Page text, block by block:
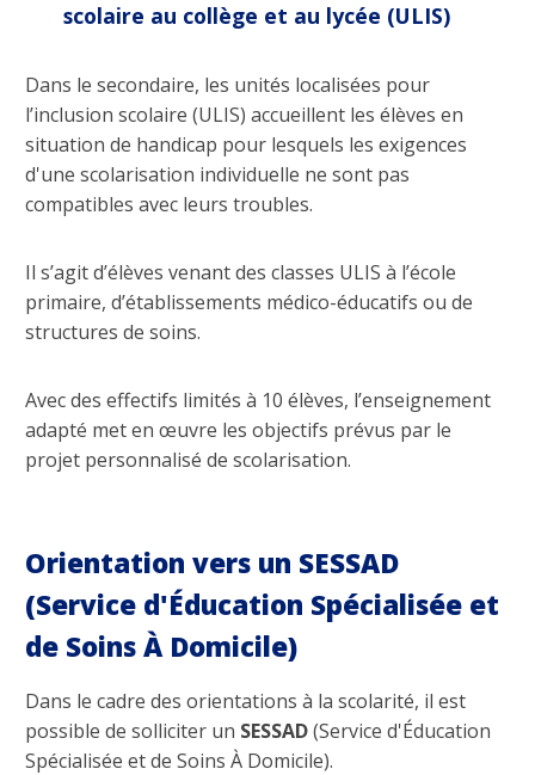
scolaire au collège et au lycée (ULIS)
Dans le secondaire, les unités localisées pour
l’inclusion scolaire (ULIS) accueillent les élèves en
situation de handicap pour lesquels les exigences
d'une scolarisation individuelle ne sont pas
compatibles avec leurs troubles.
Il s’agit d’élèves venant des classes ULIS à l’école
primaire, d’établissements médico-éducatifs ou de
structures de soins.
Avec des effectifs limités à 10 élèves, l’enseignement
adapté met en œuvre les objectifs prévus par le
projet personnalisé de scolarisation.
Orientation vers un SESSAD
(Service d'Éducation Spécialisée et
de Soins À Domicile)
Dans le cadre des orientations à la scolarité, il est
possible de solliciter un SESSAD(Service d'Éducation
Spécialisée et de Soins À Domicile).